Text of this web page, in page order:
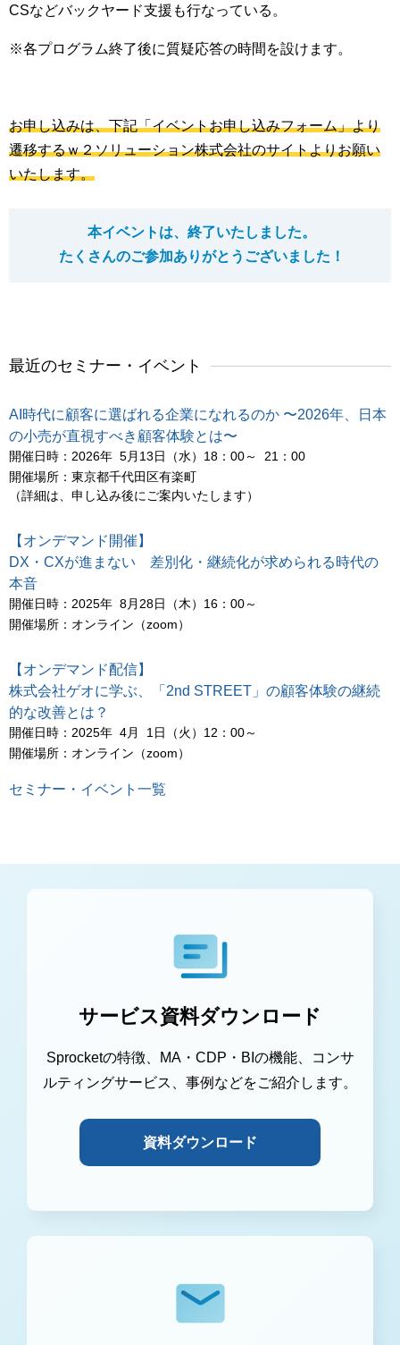
CSなどバックヤード支援も行なっている。
※各プログラム終了後に質疑応答の時間を設けます。
お申し込みは、下記「イベントお申し込みフォーム」より
遷移するｗ２ソリューション株式会社のサイトよりお願い
いたします。
本イベントは、終了いたしました。
たくさんのご参加ありがとうございました！
最近のセミナー・イベント
AI時代に顧客に選ばれる企業になれるのか 〜2026年、日本
の小売が直視すべき顧客体験とは〜
開催日時：2026年 5月13日（水）18：00～ 21：00
開催場所：東京都千代田区有楽町
（詳細は、申し込み後にご案内いたします）
【オンデマンド開催】
DX・CXが進まない 差別化・継続化が求められる時代の
本音
開催日時：2025年 8月28日（木）16：00～
開催場所：オンライン（zoom）
【オンデマンド配信】
株式会社ゲオに学ぶ、「2nd STREET」の顧客体験の継続
的な改善とは？
開催日時：2025年 4月 1日（火）12：00～
開催場所：オンライン（zoom）
セミナー・イベント一覧
サービス資料ダウンロード
Sprocketの特徴、MA・CDP・BIの機能、コンサ
ルティングサービス、事例などをご紹介します。
資料ダウンロード